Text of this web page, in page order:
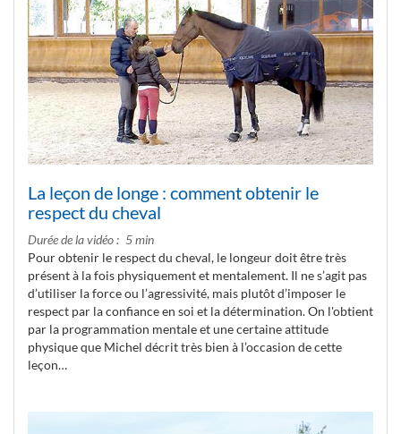
La leçon de longe : comment obtenir le
respect du cheval
Durée de la vidéo
5 min
Pour obtenir le respect du cheval, le longeur doit être très
présent à la fois physiquement et mentalement. Il ne s’agit pas
d’utiliser la force ou l’agressivité, mais plutôt d’imposer le
respect par la confiance en soi et la détermination. On l'obtient
par la programmation mentale et une certaine attitude
physique que Michel décrit très bien à l’occasion de cette
leçon…